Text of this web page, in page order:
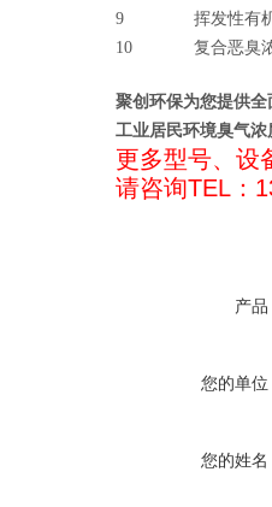
9
挥发性有
10
复合恶臭
聚创环保为您提供
工业居民环境臭气浓
更多型号、设
请咨询TEL：
产品
您的单位
您的姓名